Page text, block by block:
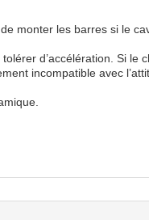
monter les barres si le
d’accélération. Si le
incompatible avec